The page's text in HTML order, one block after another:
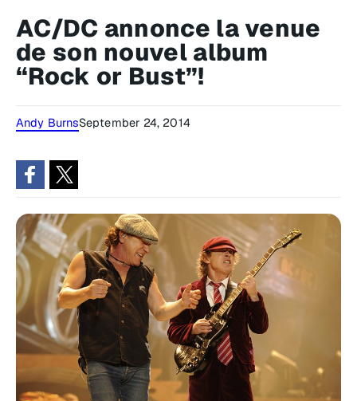
AC/DC annonce la venue
de son nouvel album
“Rock or Bust”!
Andy BurnsSeptember 24, 2014